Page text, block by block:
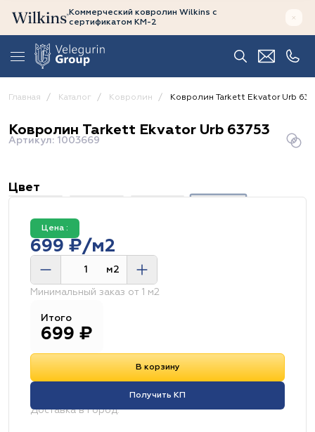
Коммерческий ковролин Wilkins с
сертификатом КМ-2
Главная Каталог Ковролин Ковролин Tarkett Ekvator Urb
Ковролин Tarkett Ekvator Urb 63753
Артикул: 1003669
Цвет
Цена :
699 ₽/м2
м2
Минимальный заказ от 1 м2
Итого
699 ₽
В корзину
Получить КП
Доставка в город: